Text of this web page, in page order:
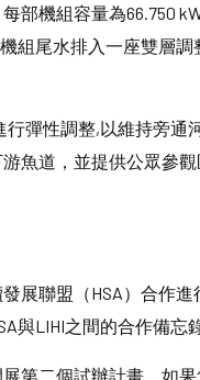
部機組容量為66.750
組尾水排入一座雙層
彈性調整,以維持旁通
魚道，並提供公眾參
展聯盟（HSA）合作
與LIHI之間的合作備忘錄
第二個試辦計畫。如